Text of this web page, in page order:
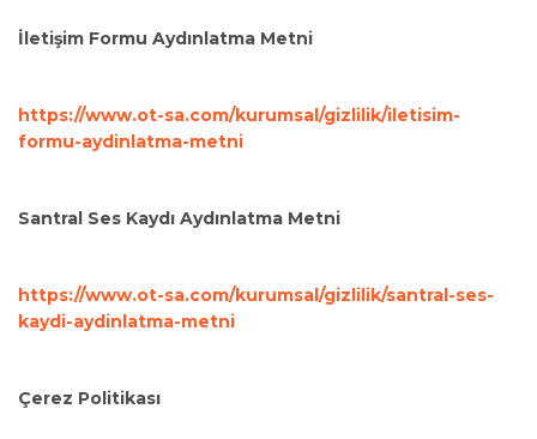
İletişim Formu Aydınlatma Metni
https://www.ot-sa.com/kurumsal/gizlilik/iletisim-
formu-aydinlatma-metni
Santral Ses Kaydı Aydınlatma Metni
https://www.ot-sa.com/kurumsal/gizlilik/santral-ses-
kaydi-aydinlatma-metni
Çerez Politikası